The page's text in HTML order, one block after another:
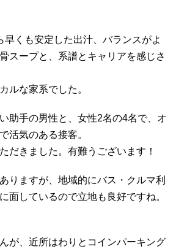
早くも安定した出汁、バランスがよ
スープと、系譜とキャリアを感じさ
ルな家系でした。
助手の男性と、女性2名の4名で、オ
活気のある接客。
だきました。有難うございます！
りますが、地域的にバス・クルマ利
面しているので立地も良好ですね。
が、近所はわりとコインパーキング